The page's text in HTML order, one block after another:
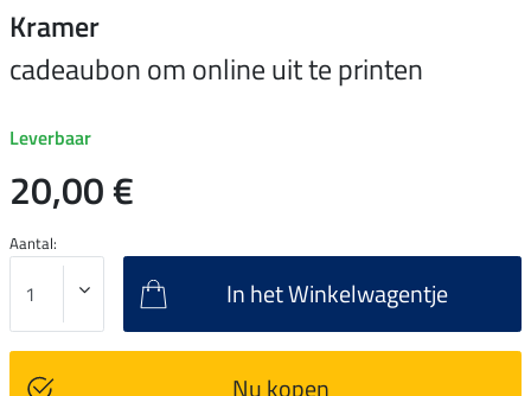
Kramer
cadeaubon om online uit te printen
Leverbaar
20,00 €
Aantal:
In het Winkelwagentje
Nu kopen